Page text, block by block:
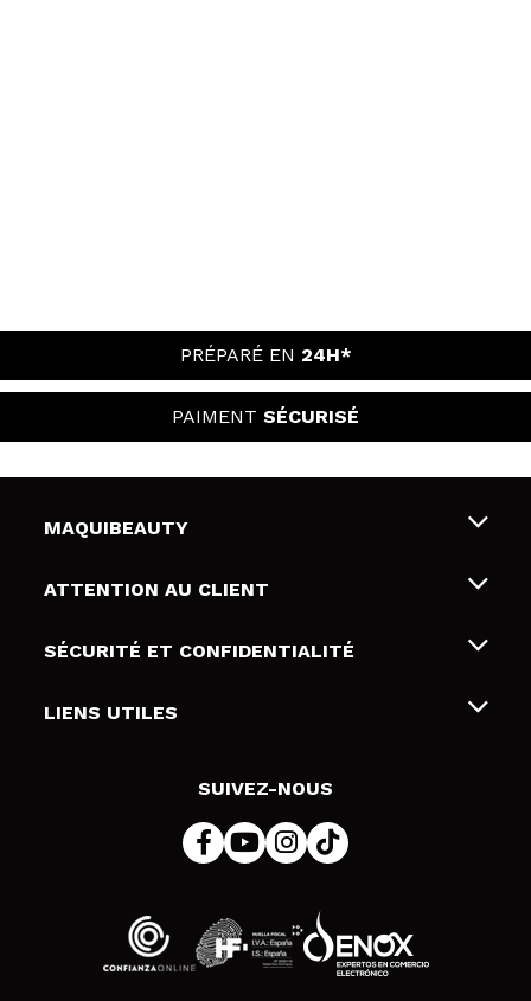
PRÉPARÉ EN 24H*
PAIMENT SÉCURISÉ
MAQUIBEAUTY
Qui sommes nous
Cartes-cadeaux
ATTENTION AU CLIENT
Livraison & retour
Modes de paiement
SÉCURITÉ ET CONFIDENTIALITÉ
Conditions et confidentialité
LIENS UTILES
SUIVEZ-NOUS